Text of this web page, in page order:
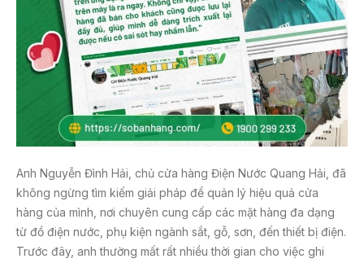
Anh Nguyễn Đình Hải, chủ cửa hàng Điện Nước Quang Hải, đã
không ngừng tìm kiếm giải pháp để quản lý hiệu quả cửa
hàng của mình, nơi chuyên cung cấp các mặt hàng đa dạng
từ đồ điện nước, phụ kiện ngành sắt, gỗ, sơn, đến thiết bị điện.
Trước đây, anh thường mất rất nhiều thời gian cho việc ghi